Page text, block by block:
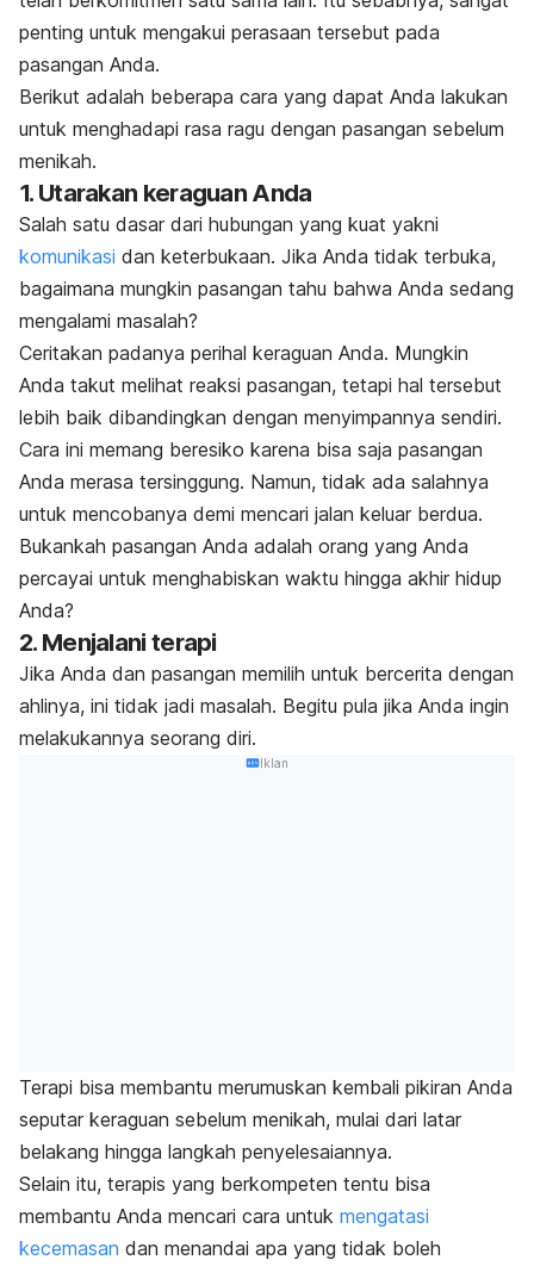
penting untuk mengakui perasaan tersebut pada
pasangan Anda.
Berikut adalah beberapa cara yang dapat Anda lakukan
untuk menghadapi rasa ragu dengan pasangan sebelum
menikah.
1. Utarakan keraguan Anda
Salah satu dasar dari hubungan yang kuat yakni
komunikasi dan keterbukaan. Jika Anda tidak terbuka,
bagaimana mungkin pasangan tahu bahwa Anda sedang
mengalami masalah?
Ceritakan padanya perihal keraguan Anda. Mungkin
Anda takut melihat reaksi pasangan, tetapi hal tersebut
lebih baik dibandingkan dengan menyimpannya sendiri.
Cara ini memang beresiko karena bisa saja pasangan
Anda merasa tersinggung. Namun, tidak ada salahnya
untuk mencobanya demi mencari jalan keluar berdua.
Bukankah pasangan Anda adalah orang yang Anda
percayai untuk menghabiskan waktu hingga akhir hidup
Anda?
2. Menjalani terapi
Jika Anda dan pasangan memilih untuk bercerita dengan
ahlinya, ini tidak jadi masalah. Begitu pula jika Anda ingin
melakukannya seorang diri.
Iklan
Terapi bisa membantu merumuskan kembali pikiran Anda
seputar keraguan sebelum menikah, mulai dari latar
belakang hingga langkah penyelesaiannya.
Selain itu, terapis yang berkompeten tentu bisa
membantu Anda mencari cara untuk mengatasi
kecemasan dan menandai apa yang tidak boleh